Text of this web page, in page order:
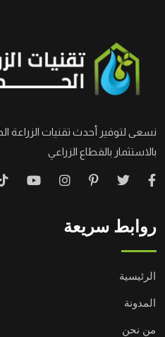
نسعى لتوفير أحدث تقنيات الزراعة
بالاستثمار بالقطاع الزراعي
روابط سريعة
الرئيسية
المدونة
من نحن